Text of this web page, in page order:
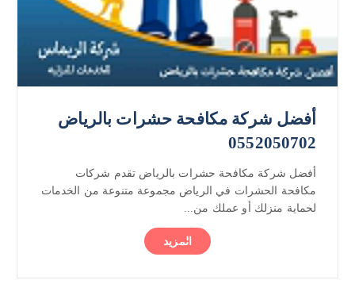
أفضل شركة مكافحة حشرات بالرياض
0552050702
أفضل شركة مكافحة حشرات بالرياض تقدم شركات
مكافحة الحشرات في الرياض مجموعة متنوعة من الخدمات
لحماية منزلك أو عملك من...
المزيد